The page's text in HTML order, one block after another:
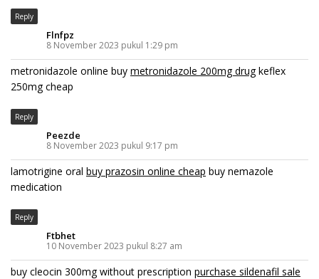
Reply
Flnfpz
8 November 2023 pukul 1:29 pm
metronidazole online buy metronidazole 200mg drugkeflex
250mg cheap
Reply
Peezde
8 November 2023 pukul 9:17 pm
lamotrigine oral buy prazosin online cheap buy nemazole
medication
Reply
Ftbhet
10 November 2023 pukul 8:27 am
buy cleocin 300mg without prescription purchase sildenafil sale